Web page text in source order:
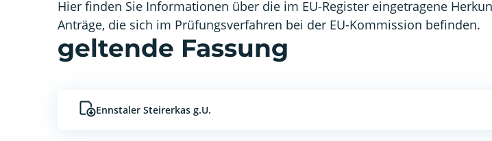
Hier finden Sie Informationen über die im EU-Register eingetragene
Anträge, die sich im Prüfungsverfahren bei der EU-Kommission befinden.
geltende Fassung
Ennstaler Steirerkas g.U.